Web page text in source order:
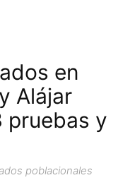
en
Alájar
pruebas y
poblacionales